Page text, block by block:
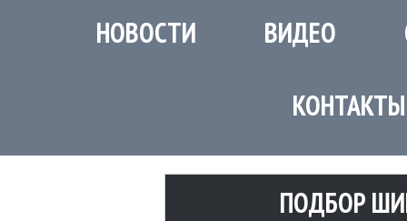
НОВОСТИ ВИДЕО
КОНТАКТЫ
ПОДБОР